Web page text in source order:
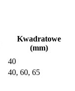
Kwadratowe
(mm)
40
40, 60, 65